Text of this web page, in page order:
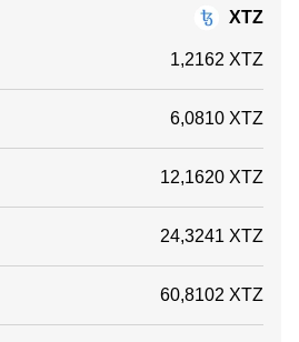
XTZ
1,2162 XTZ
6,0810 XTZ
12,1620 XTZ
24,3241 XTZ
60,8102 XTZ